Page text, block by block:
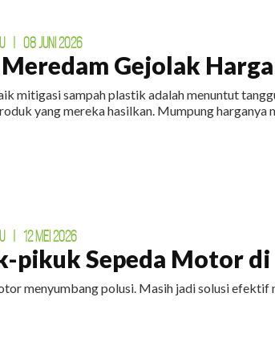
| 08 JUNI 2026
Gejolak
mitigasi sampah plastik adalah menuntut
yang mereka hasilkan. Mumpung harganya
| 12 MEI 2026
pikuk Sepeda Motor
menyumbang polusi. Masih jadi solusi efektif